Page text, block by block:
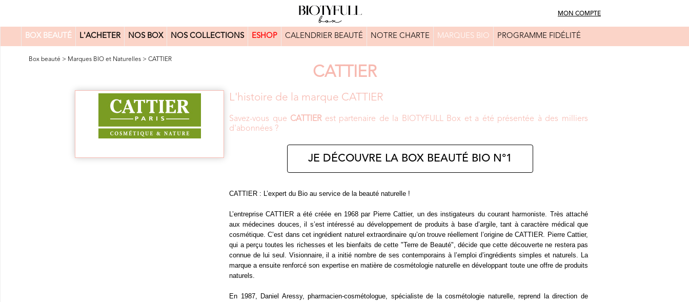
MON COMPTE
BOX BEAUTÉ L'ACHETER NOS BOX NOS COLLECTIONS ESHOP CALENDRIER BEAUTÉ NOTRE CHARTE MARQUES BIO PROGRAMME FIDÉLITÉ
0
Box beauté > Marques BIO et Naturelles > CATTIER
CATTIER
L'histoire de la marque CATTIER
Savez-vous que CATTIERest partenaire de la BIOTYFULL Box et a été présentée à des milliers
d'abonnées ?
JE DÉCOUVRE LA BOX BEAUTÉ BIO N°1
CATTIER : L’expert du Bio au service de la beauté naturelle !
L’entreprise CATTIER a été créée en 1968 par Pierre Cattier, un des instigateurs du courant harmoniste. Très attaché
aux médecines douces, il s’est intéressé au développement de produits à base d’argile, tant à caractère médical que
cosmétique. C’est dans cet ingrédient naturel extraordinaire qu’on trouve réellement l’origine de CATTIER. Pierre Cattier,
qui a perçu toutes les richesses et les bienfaits de cette "Terre de Beauté", décide que cette découverte ne restera pas
connue de lui seul. Visionnaire, il a initié nombre de ses contemporains à l’emploi d’ingrédients simples et naturels. La
marque a ensuite renforcé son expertise en matière de cosmétologie naturelle en développant toute une offre de produits
naturels.
En 1987, Daniel Aressy, pharmacien-cosmétologue, spécialiste de la cosmétologie naturelle, reprend la direction de